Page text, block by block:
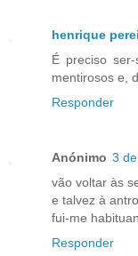
henrique
É preciso
mentirosos e,
Responder
Anónimo 3
vão voltar às
e talvez à
fui-me
Responder